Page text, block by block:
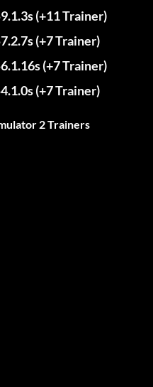
(+11 Trainer)
(+7 Trainer)
(+7 Trainer)
(+7 Trainer)
2 Trainers